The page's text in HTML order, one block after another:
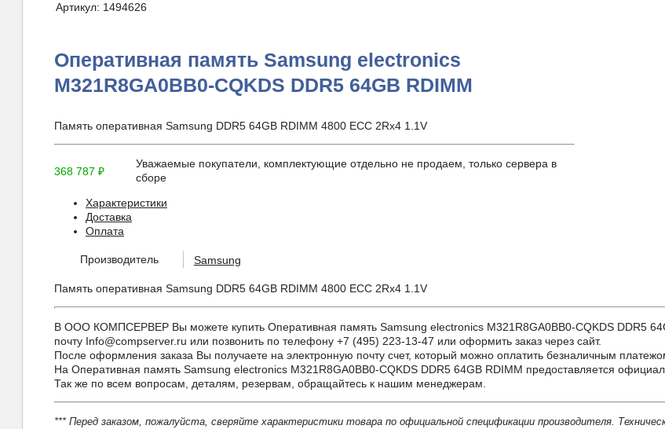
Артикул: 1494626
Оперативная память Samsung electronics
M321R8GA0BB0-CQKDS DDR5 64GB RDIMM
Память оперативная Samsung DDR5 64GB RDIMM 4800 ECC 2Rx4 1.1V
368 787 ₽
Уважаемые покупатели, комплектующие отдельно не продаем, только сервера в
сборе
Характеристики
Доставка
Оплата
Производитель Samsung
Память оперативная Samsung DDR5 64GB RDIMM 4800 ECC 2Rx4 1.1V
В ООО КОМПСЕРВЕР Вы можете купить Оперативная память Samsung electronics M321R8GA0BB0-CQKDS DDR5
почту Info@compserver.ru или позвонить по телефону +7 (495) 223-13-47 или оформить заказ через сайт.
После оформления заказа Вы получаете на электронную почту счет, который можно оплатить безналичным
На Оперативная память Samsung electronics M321R8GA0BB0-CQKDS DDR5 64GB RDIMM предоставляется
Так же по всем вопросам, деталям, резервам, обращайтесь к нашим менеджерам.
*** Перед заказом, пожалуйста, сверяйте характеристики товара по официальной спецификации производителя.